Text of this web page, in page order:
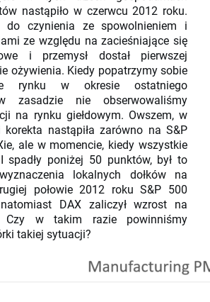
nastąpiło w czerwcu 2012 roku.
do czynienia ze spowolnieniem i
ze względu na zacieśniające się
i przemysł dostał pierwszej
ożywienia. Kiedy popatrzymy sobie
rynku w okresie ostatniego
zasadzie nie obserwowaliśmy
na rynku giełdowym. Owszem, w
korekta nastąpiła zarówno na S&P
ale w momencie, kiedy wszystkie
spadły poniżej 50 punktów, był to
lokalnych dołków na
połowie 2012 roku S&P 500
DAX zaliczył wzrost na
Czy w takim razie powinniśmy
takiej sytuacji?